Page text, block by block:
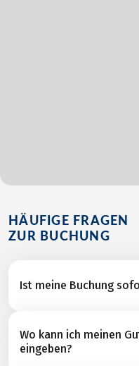
HÄUFIGE FRAGEN
ZUR BUCHUNG
Ist meine Buchung
Ihre Buchung ist eine
nach unserer
Leistungspartner mit
Wo kann ich meinen
eingeben?